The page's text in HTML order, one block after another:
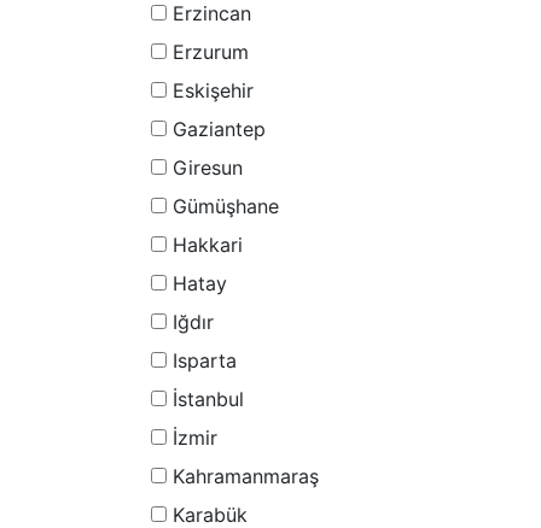
Erzincan
Erzurum
Eskişehir
Gaziantep
Giresun
Gümüşhane
Hakkari
Hatay
Iğdır
Isparta
İstanbul
İzmir
Kahramanmaraş
Karabük